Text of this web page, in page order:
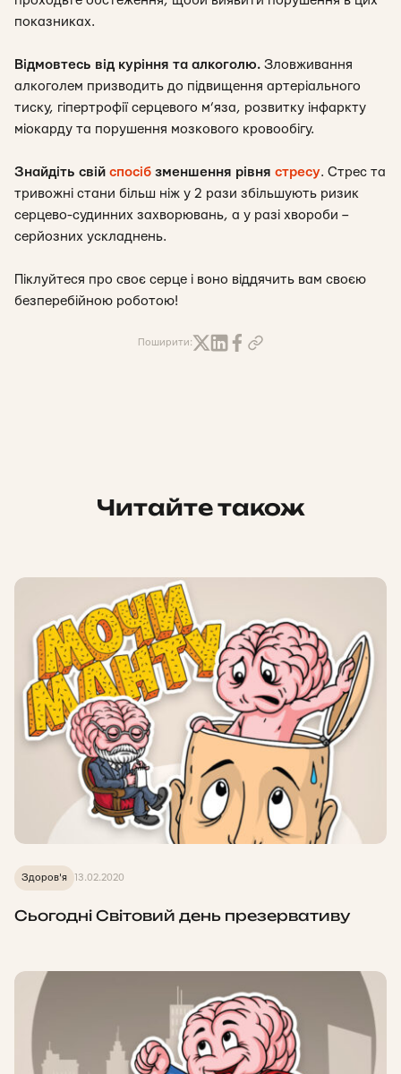
показниках.
Відмовтесь від куріння та алкоголю. Зловживання
алкоголем призводить до підвищення артеріального
тиску, гіпертрофії серцевого м’яза, розвитку інфаркту
міокарду та порушення мозкового кровообігу.
Знайдіть свій спосіб зменшення рівня стресу. Стрес та
тривожні стани більш ніж у 2 рази збільшують ризик
серцево-судинних захворювань, а у разі хвороби –
серйозних ускладнень.
Піклуйтеся про своє серце і воно віддячить вам своєю
безперебійною роботою!
Поширити:
Читайте також
Здоров'я 13.02.2020
Сьогодні Світовий день презервативу